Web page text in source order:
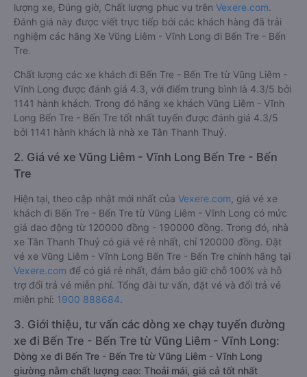
lượng xe, Đúng giờ, Chất lượng phục vụ trên Vexere.com.
Đánh giá này được viết trực tiếp bởi các khách hàng đã trải
nghiệm các hãng Xe Vũng Liêm - Vĩnh Long đi Bến Tre - Bến
Tre.
Chất lượng các xe khách đi Bến Tre - Bến Tre từ Vũng Liêm -
Vĩnh Long được đánh giá 4.3, với điểm trung bình là 4.3/5 bởi
1141 hành khách. Trong đó hãng xe khách Vũng Liêm - Vĩnh
Long Bến Tre - Bến Tre tốt nhất tuyến được đánh giá 4.3/5
bởi 1141 hành khách là nhà xe Tân Thanh Thuỷ.
2. Giá vé xe Vũng Liêm - Vĩnh Long Bến Tre - Bến
Tre
Hiện tại, theo cập nhật mới nhất của Vexere.com , giá vé xe
khách đi Bến Tre - Bến Tre từ Vũng Liêm - Vĩnh Long có mức
giá dao động từ 120000 đồng - 190000 đồng. Trong đó, nhà
xe Tân Thanh Thuỷ có giá vé rẻ nhất, chỉ 120000 đồng. Đặt
vé xe Vũng Liêm - Vĩnh Long Bến Tre - Bến Tre chính hãng tại
Vexere.com để có giá rẻ nhất, đảm bảo giữ chỗ 100% và hỗ
trợ đổi trả vé miễn phí. Tổng đài tư vấn, đặt vé và đổi trả vé
miễn phí: 1900 888684.
3. Giới thiệu, tư vấn các dòng xe chạy tuyến đường
xe đi Bến Tre - Bến Tre từ Vũng Liêm - Vĩnh Long:
Dòng xe đi Bến Tre - Bến Tre từ Vũng Liêm - Vĩnh Long
giường nằm chất lượng cao: Thoải mái, giá cả tốt nhất